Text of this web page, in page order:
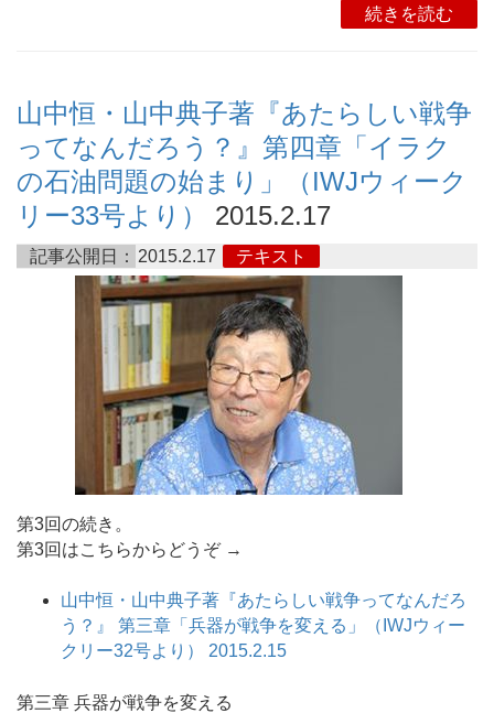
続きを読む
山中恒・山中典子著『あたらしい戦争
ってなんだろう？』第四章「イラク
の石油問題の始まり」（IWJウィーク
リー33号より）
2015.2.17
記事公開日： 2015.2.17 テキスト
第3回の続き。
第3回はこちらからどうぞ →
山中恒・山中典子著『あたらしい戦争ってなんだろ
う？』 第三章「兵器が戦争を変える」（IWJウィー
クリー32号より） 2015.2.15
第三章 兵器が戦争を変える